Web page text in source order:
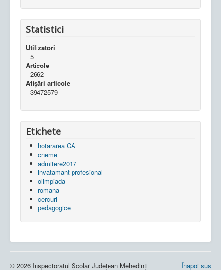
Statistici
Utilizatori
5
Articole
2662
Afișări articole
39472579
Etichete
hotararea CA
cneme
admitere2017
invatamant profesional
olimpiada
romana
cercuri
pedagogice
Înapoi sus
© 2026 Inspectoratul Școlar Județean Mehedinți